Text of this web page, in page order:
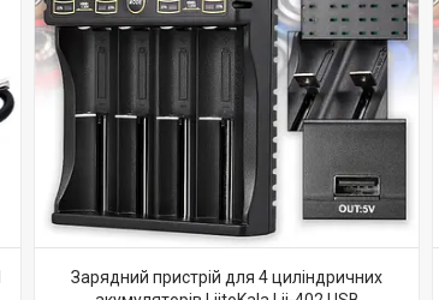
Зарядний пристрій для 4 циліндричних